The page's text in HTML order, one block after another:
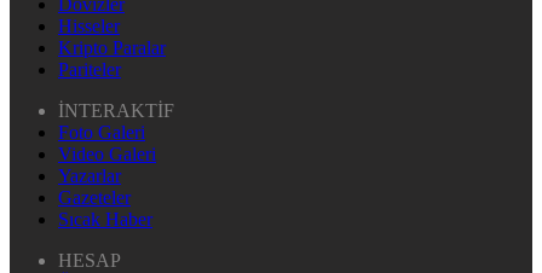
Hisseler
Kripto Paralar
Pariteler
İNTERAKTİF
Foto Galeri
Video Galeri
Yazarlar
Gazeteler
Sıcak Haber
HESAP